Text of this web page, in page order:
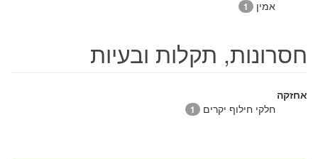
אמין
1
חסרונות, תקלות ובעיות
אחזקה
חלקי חילוף יקרים
1